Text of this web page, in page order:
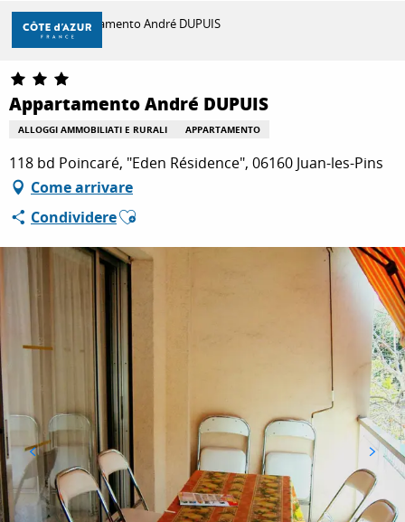
Aller
contenu
principal
SCOPRIRE
PER FARE
SOGGIORNO
Casa Appartamento André DUPUIS
Appartamento André DUPUIS
ALLOGGI AMMOBILIATI E RURALI APPARTAMENTO
118 bd Poincaré, "Eden Résidence", 06160 Juan-les-Pins
Come arrivare
CondividereAjouter aux favoris